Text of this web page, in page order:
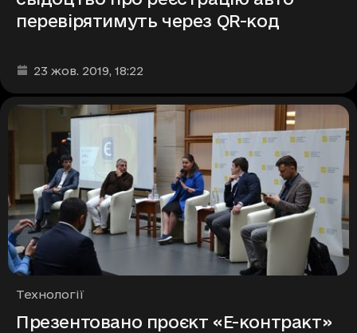
перевірятимуть через QR-код
Дата та час публікації
23 жов. 2019, 18:22
Рубрики
Технології
Презентовано проєкт «Е-контракт»